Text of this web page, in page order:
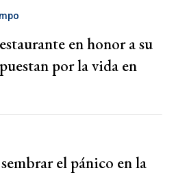
en honor a su
por la vida en
el pánico en la